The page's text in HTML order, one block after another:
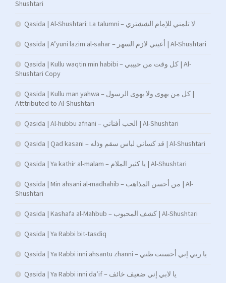
Shushtari
Qasida | Al-Shushtari: La talumni – لا تلمني للإمام الششتري
Qasida | A’yuni lazim al-sahar – أعيني لازم السهر | Al-Shushtari
Qasida | Kullu waqtin min habibi – كل وقت من حبيبي | Al-
Shushtari Copy
Qasida | Kullu man yahwa – كل من يهوى ولا يهوى الرسول |
Atttributed to Al-Shushtari
Qasida | Al-hubbu afnani – الحب أفناني | Al-Shushtari
Qasida | Qad kasani – قد كساني لباس سقم وذله | Al-Shushtari
Qasida | Ya kathir al-malam – يا كثير الملام | Al-Shushtari
Qasida | Min ahsani al-madhahib – من أحسن المذاهب | Al-
Shushtari
Qasida | Kashafa al-Mahbub – كشف المحبوب | Al-Shushtari
Qasida | Ya Rabbi bit-tasdiq
Qasida | Ya Rabbi inni ahsantu zhanni – يا ربي إني أحسنت ظني
Qasida | Ya Rabbi inni da’if – يا لابي إني ضعيف خائف